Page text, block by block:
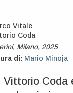
Vitale
Coda
Milano, 2025
di: Mario Minoja
Vittorio